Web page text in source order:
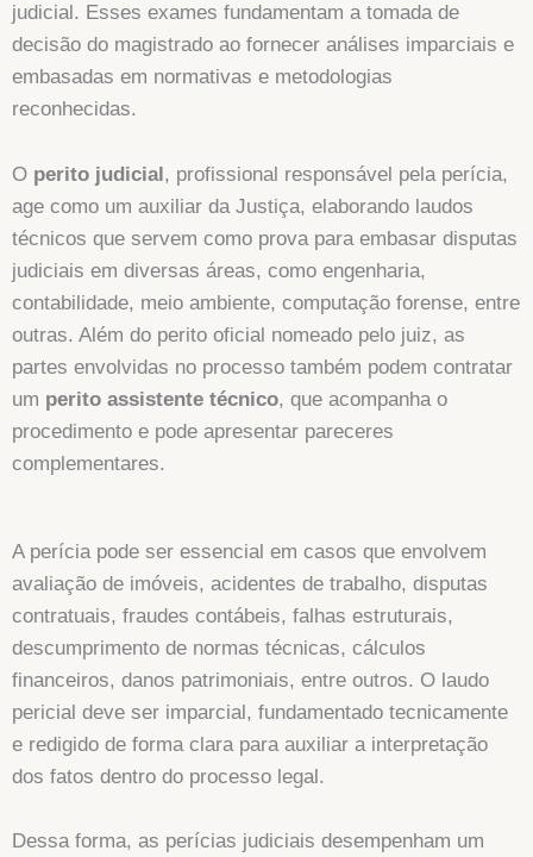
judicial. Esses exames fundamentam a tomada de
decisão do magistrado ao fornecer análises imparciais e
embasadas em normativas e metodologias
reconhecidas.
O perito judicial, profissional responsável pela perícia,
age como um auxiliar da Justiça, elaborando laudos
técnicos que servem como prova para embasar disputas
judiciais em diversas áreas, como engenharia,
contabilidade, meio ambiente, computação forense, entre
outras. Além do perito oficial nomeado pelo juiz, as
partes envolvidas no processo também podem contratar
um perito assistente técnico, que acompanha o
procedimento e pode apresentar pareceres
complementares.
A perícia pode ser essencial em casos que envolvem
avaliação de imóveis, acidentes de trabalho, disputas
contratuais, fraudes contábeis, falhas estruturais,
descumprimento de normas técnicas, cálculos
financeiros, danos patrimoniais, entre outros. O laudo
pericial deve ser imparcial, fundamentado tecnicamente
e redigido de forma clara para auxiliar a interpretação
dos fatos dentro do processo legal.
Dessa forma, as perícias judiciais desempenham um